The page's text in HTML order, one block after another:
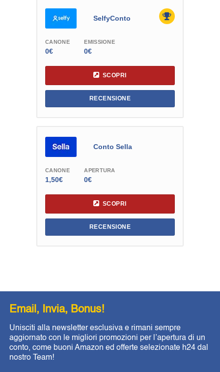
SelfyConto
CANONE
0€
EMISSIONE
0€
SCOPRI
RECENSIONE
Conto Sella
CANONE
1,50€
APERTURA
0€
SCOPRI
RECENSIONE
Email, Invia, Bonus!
Unisciti alla newsletter esclusiva e rimani sempre
aggiornato con le migliori promozioni per l’apertura di un
conto, come buoni Amazon ed offerte selezionate h24 dal
nostro Team!